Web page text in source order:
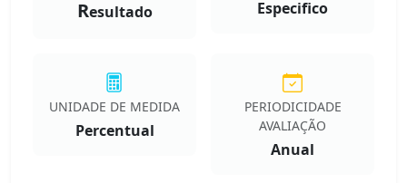
Resultado Especifico
UNIDADE DE MEDIDA
Percentual
PERIODICIDADE
AVALIAÇÃO
Anual